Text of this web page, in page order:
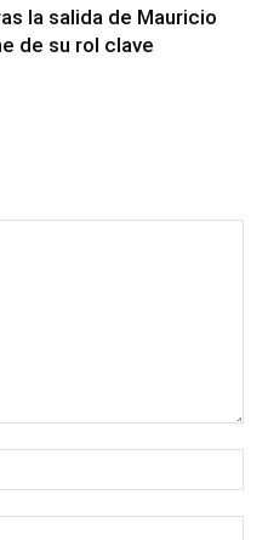
la salida de Mauricio
de su rol clave